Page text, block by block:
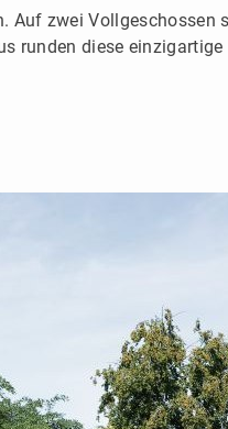
zwei Vollgeschossen
runden diese